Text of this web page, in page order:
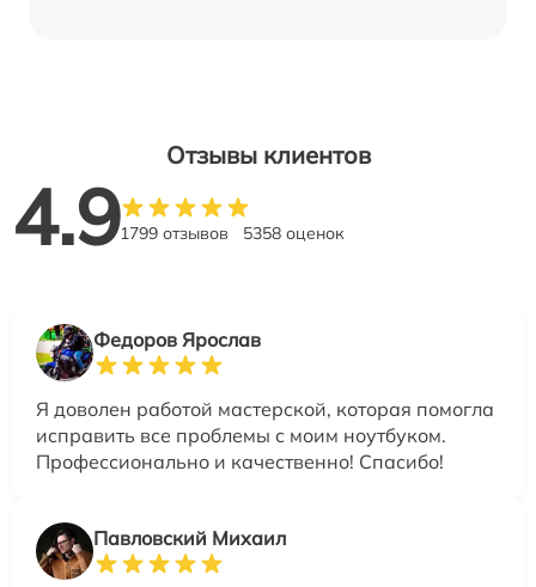
Отзывы клиентов
4.91799 отзывов 5358 оценок
Федоров Ярослав
Я доволен работой мастерской, которая помогла
исправить все проблемы с моим ноутбуком.
Профессионально и качественно! Спасибо!
Павловский Михаил